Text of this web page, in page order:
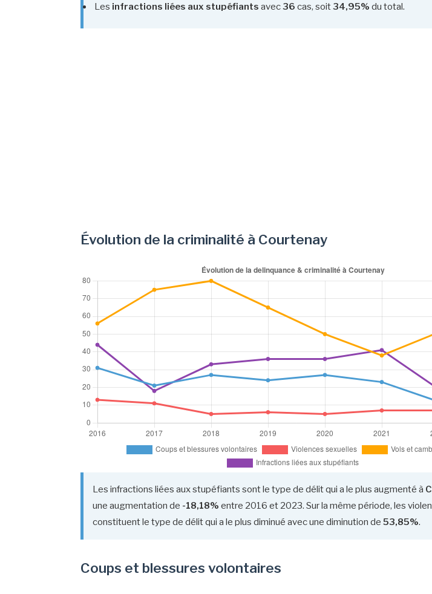
Les infractions liées aux stupéfiants avec36 cas, soit34,95% du total.
Évolution de la criminalité à Courtenay
Les infractions liées aux stupéfiants sont le type de délit qui a le plus augmenté à
une augmentation de -18,18% entre 2016 et 2023. Sur la même période, les
constituent le type de délit qui a le plus diminué avec une diminution de 53,85%.
Coups et blessures volontaires